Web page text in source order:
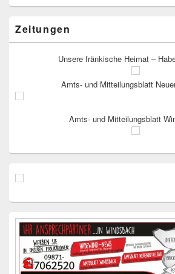
Zeitungen
Unsere fränkische Heimat –
Amts- und Mitteilungsblatt
Amts- und Mitteilungsblatt